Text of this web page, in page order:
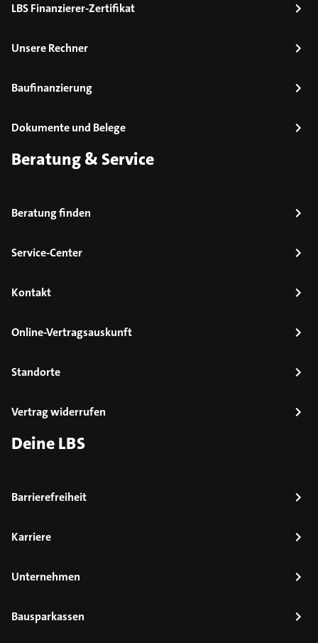
LBS Finanzierer-Zertifikat
Unsere Rechner
Baufinanzierung
Dokumente und Belege
Beratung & Service
Beratung finden
Service-Center
Kontakt
Online-Vertragsauskunft
Standorte
Vertrag widerrufen
Deine LBS
Barrierefreiheit
Karriere
Unternehmen
Bausparkassen